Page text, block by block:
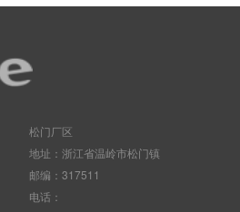
松门厂区
地址：浙江省温岭市松门镇
邮编：317511
电话：